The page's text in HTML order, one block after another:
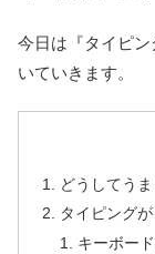
今日は『タイピ
いていきます。
どうしてう
タイピング
キーボー